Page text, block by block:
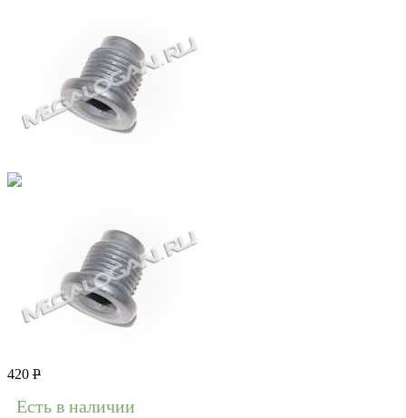
420 Р
Есть в наличии